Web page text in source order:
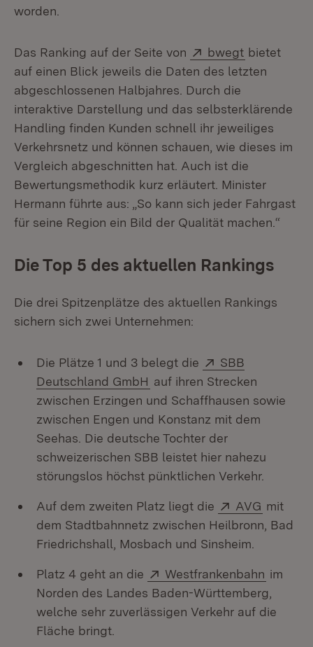
worden.
Das Ranking auf der Seite von Extern:
bwegt (Öffnet in
bietet
auf einen Blick jeweils die Daten des letzten
abgeschlossenen Halbjahres. Durch die
interaktive Darstellung und das selbsterklärende
Handling finden Kunden schnell ihr jeweiliges
Verkehrsnetz und können schauen, wie dieses im
Vergleich abgeschnitten hat. Auch ist die
Bewertungsmethodik kurz erläutert. Minister
Hermann führte aus: „So kann sich jeder Fahrgast
für seine Region ein Bild der Qualität machen.“
Die Top 5 des aktuellen Rankings
Die drei Spitzenplätze des aktuellen Rankings
sichern sich zwei Unternehmen:
Die Plätze 1 und 3 belegt die Extern:
SBB
Deutschland GmbH (Öffnet in neuem Fenster)
auf ihren Strecken
zwischen Erzingen und Schaffhausen sowie
zwischen Engen und Konstanz mit dem
Seehas. Die deutsche Tochter der
schweizerischen SBB leistet hier nahezu
störungslos höchst pünktlichen Verkehr.
Auf dem zweiten Platz liegt die Extern:
AVG (Öffnet
mit
dem Stadtbahnnetz zwischen Heilbronn, Bad
Friedrichshall, Mosbach und Sinsheim.
Platz 4 geht an die Extern:
Westfrankenbahn (Öffnet
im
Norden des Landes Baden-Württemberg,
welche sehr zuverlässigen Verkehr auf die
Fläche bringt.